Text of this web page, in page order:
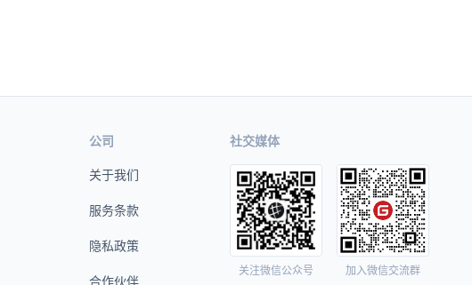
公司
关于我们
服务条款
隐私政策
合作伙伴
社交媒体
关注微信公众号 加入微信交流群